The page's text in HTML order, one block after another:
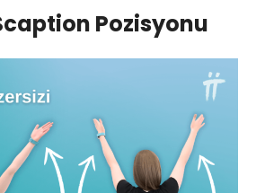
Pozisyonu